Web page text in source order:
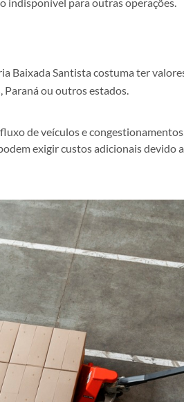
Baixada Santista costuma ter
Paraná ou outros estados.
de veículos e
exigir custos adicionais devido